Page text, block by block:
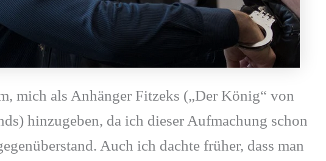
mich als Anhänger Fitzeks („Der König“ von
hinzugeben, da ich dieser Aufmachung schon
Auch ich dachte früher, dass man